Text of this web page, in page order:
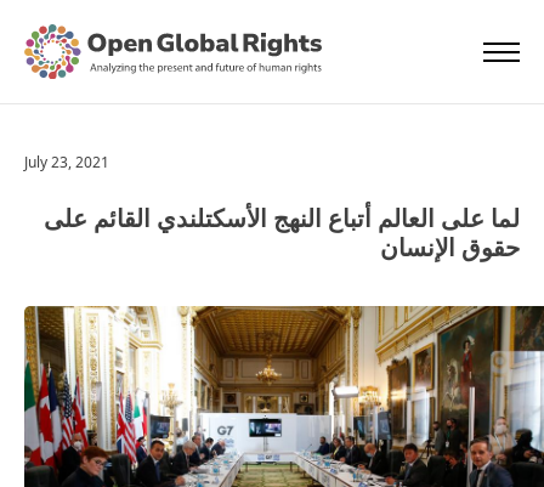
July 23, 2021
لما على العالم أتباع النهج الأسكتلندي القائم على
حقوق الإنسان